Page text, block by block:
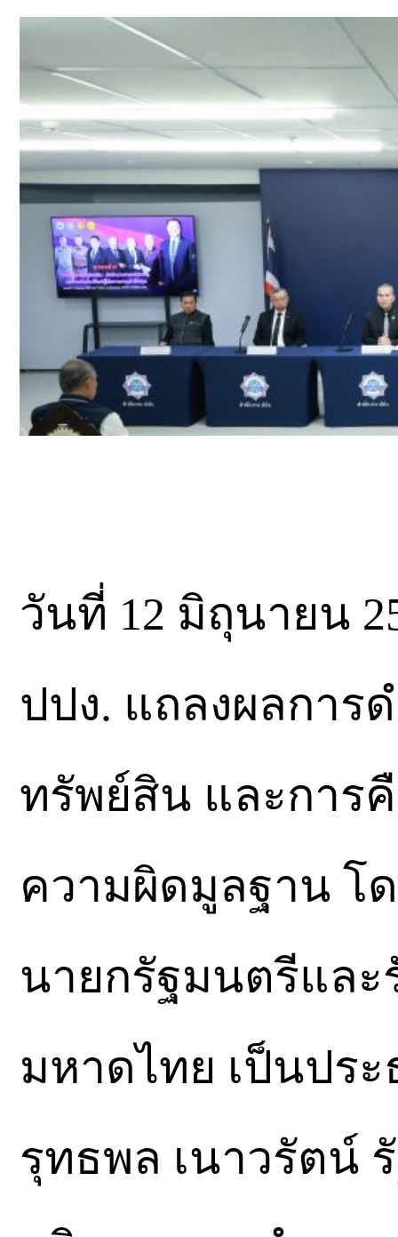
วันที่ 12 มิถุนายน
ปปง. แถลงผลการ
ทรัพย์สิน และการ
ความผิดมูลฐาน โ
นายกรัฐมนตรีและ
มหาดไทย เป็นปร
รุทธพล เนาวรัตน์